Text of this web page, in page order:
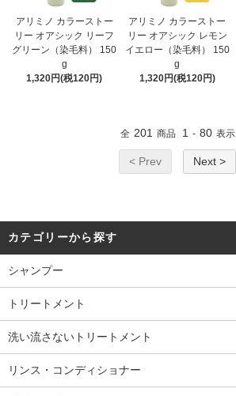
アリミノ カラーストー
リー オアシック リーフ
グリーン（染毛料） 150
g
1,320円(税120円)
アリミノ カラーストー
リー オアシック レモン
イエロー（染毛料） 150
g
1,320円(税120円)
全 201 商品 1 - 80 表示
< Prev Next >
カテゴリーから探す
シャンプー
トリートメント
洗い流さないトリートメント
リンス・コンディショナー